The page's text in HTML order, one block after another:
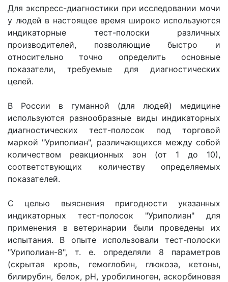
Для экспресс-диагностики при исследовании мочи
у людей в настоящее время широко используются
индикаторные тест-полоски различных
производителей, позволяющие быстро и
относительно точно определить основные
показатели, требуемые для диагностических
целей.
В России в гуманной (для людей) медицине
используются разнообразные виды индикаторных
диагностических тест-полосок под торговой
маркой "Уриполиан", различающихся между собой
количеством реакционных зон (от 1 до 10),
соответствующих количеству определяемых
показателей.
С целью выяснения пригодности указанных
индикаторных тест-полосок "Уриполиан" для
применения в ветеринарии были проведены их
испытания. В опыте использовали тест-полоски
"Уриполиан-8", т. е. определяли 8 параметров
(скрытая кровь, гемоглобин, глюкоза, кетоны,
билирубин, белок, рН, уробилиноген, аскорбиновая